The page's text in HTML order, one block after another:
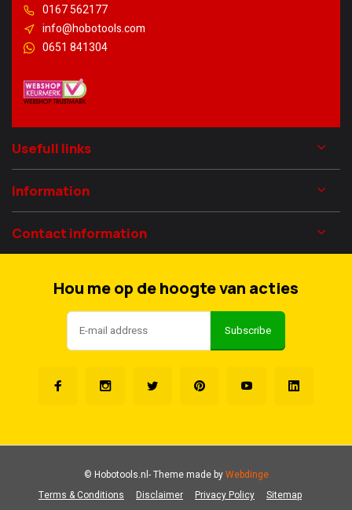
0167 562177
info@hobotools.com
0651 841304
Usefull links
Information
Contact information
Hou me op de hoogte van acties
Subscribe
Terms & Conditions Disclaimer Privacy Policy Sitemap
© Hobotools.nl- Theme made byWebdinge